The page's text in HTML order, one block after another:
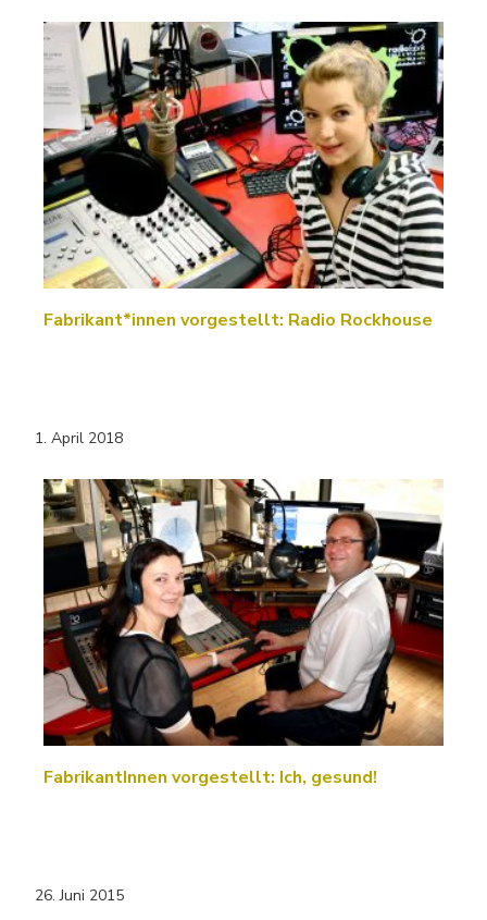
Fabrikant*innen vorgestellt: Radio Rockhouse
1. April 2018
FabrikantInnen vorgestellt: Ich, gesund!
26. Juni 2015